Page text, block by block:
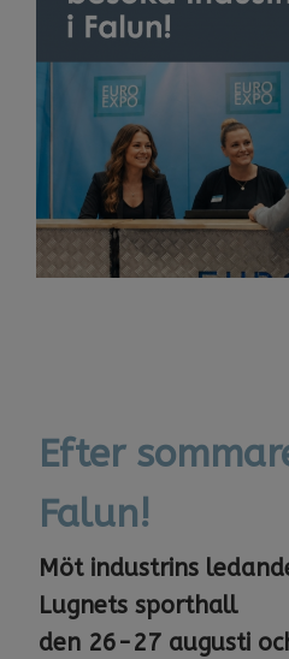
Efter
Falun!
Möt industrins
Lugnets sporthall
​​​​​​den ​​​​​26-27 augusti